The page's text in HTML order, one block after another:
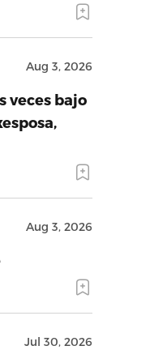
Aug 3, 2026
veces bajo
Aug 3, 2026
Jul 30, 2026